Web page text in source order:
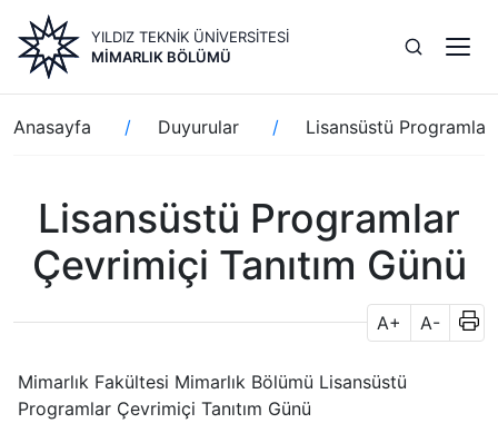
içeriğe
atla
YILDIZ TEKNİK ÜNİVERSİTESİ
MIMARLIK BÖLÜMÜ
Sayfa
yolu
Anasayfa Duyurular Lisansüstü Programlar
Lisansüstü Programlar
Çevrimiçi Tanıtım Günü
A+ A-
Mimarlık Fakültesi Mimarlık Bölümü Lisansüstü
Programlar Çevrimiçi Tanıtım Günü